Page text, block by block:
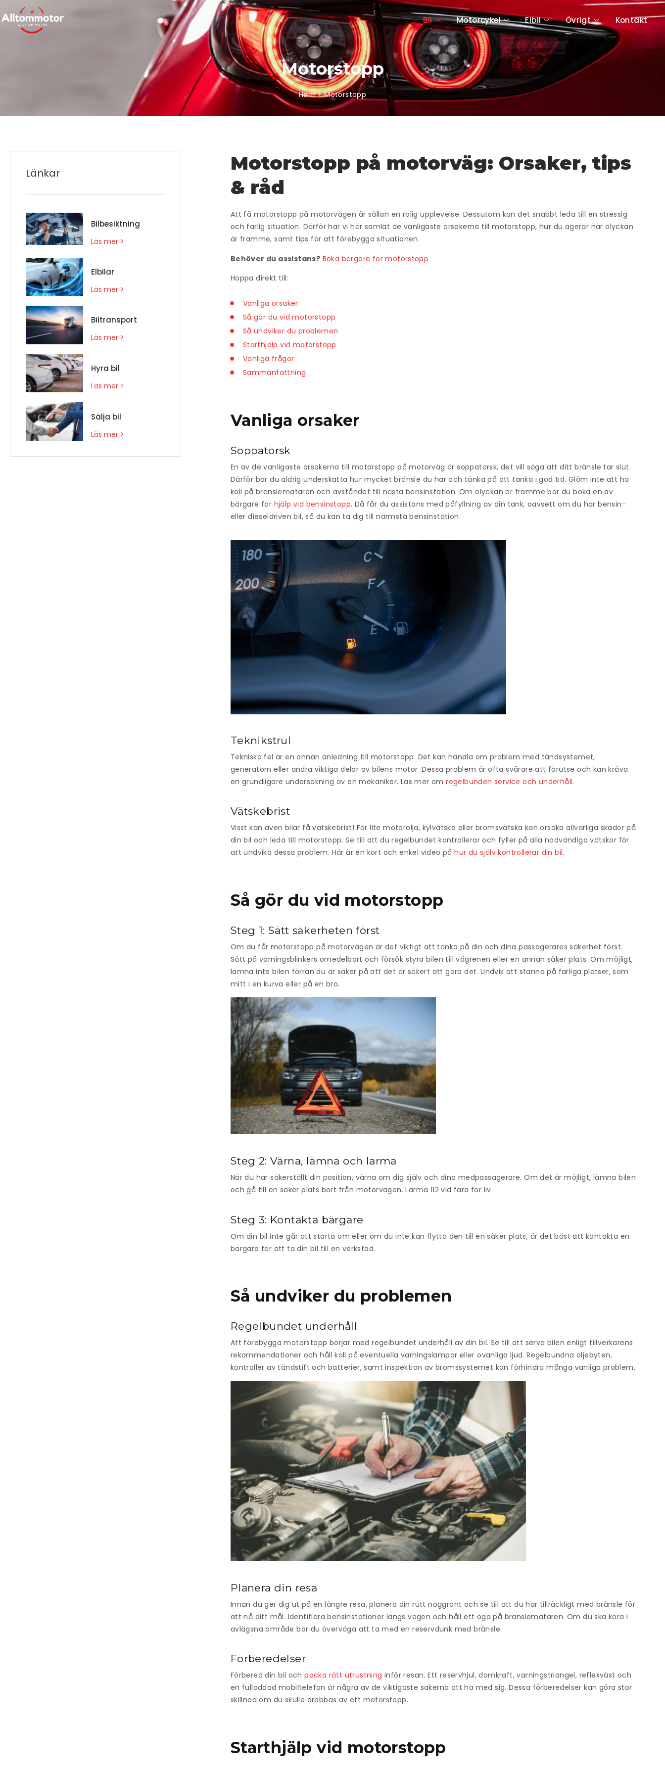
Bil Motorcykel Elbil Övrigt Kontakt
Motorstopp
Hem > Motorstopp
Länkar
Bilbesiktning
Läs mer >
Elbilar
Läs mer >
Biltransport
Läs mer >
Hyra bil
Läs mer >
Sälja bil
Läs mer >
Motorstopp på motorväg: Orsaker, tips
& råd
Att få motorstopp på motorvägen är sällan en rolig upplevelse. Dessutom kan det snabbt leda till en stressig
och farlig situation. Därför har vi här samlat de vanligaste orsakerna till motorstopp, hur du agerar när olyckan
är framme, samt tips för att förebygga situationen.
Behöver du assistans? Boka bärgare för motorstopp
Hoppa direkt till:
Vanliga orsaker
Så gör du vid motorstopp
Så undviker du problemen
Starthjälp vid motorstopp
Vanliga frågor
Sammanfattning
Vanliga orsaker
Soppatorsk
En av de vanligaste orsakerna till motorstopp på motorväg är soppatorsk, det vill säga att ditt bränsle tar slut.
Därför bör du aldrig underskatta hur mycket bränsle du har och tänka på att tanka i god tid. Glöm inte att ha
koll på bränslemätaren och avståndet till nästa bensinstation. Om olyckan är framme bör du boka en av
bärgare för hjälp vid bensinstopp. Då får du assistans med påfyllning av din tank, oavsett om du har bensin-
eller dieseldriven bil, så du kan ta dig till närmsta bensinstation.
Teknikstrul
Tekniska fel är en annan anledning till motorstopp. Det kan handla om problem med tändsystemet,
generatorn eller andra viktiga delar av bilens motor. Dessa problem är ofta svårare att förutse och kan kräva
en grundligare undersökning av en mekaniker. Läs mer omregelbunden service och underhåll.
Vätskebrist
Visst kan även bilar få vätskebrist! För lite motorolja, kylvätska eller bromsvätska kan orsaka allvarliga skador på
din bil och leda till motorstopp. Se till att du regelbundet kontrollerar och fyller på alla nödvändiga vätskor för
att undvika dessa problem. Här är en kort och enkel video påhur du själv kontrollerar din bil.
Så gör du vid motorstopp
Steg 1: Sätt säkerheten först
Om du får motorstopp på motorvägen är det viktigt att tänka på din och dina passagerares säkerhet först.
Sätt på varningsblinkers omedelbart och försök styra bilen till vägrenen eller en annan säker plats. Om möjligt,
lämna inte bilen förrän du är säker på att det är säkert att göra det. Undvik att stanna på farliga platser, som
mitt i en kurva eller på en bro.
Steg 2: Värna, lämna och larma
När du har säkerställt din position, värna om dig själv och dina medpassagerare. Om det är möjligt, lämna bilen
och gå till en säker plats bort från motorvägen. Larma 112 vid fara för liv.
Steg 3: Kontakta bärgare
Om din bil inte går att starta om eller om du inte kan flytta den till en säker plats, är det bäst att kontakta en
bärgare för att ta din bil till en verkstad.
Så undviker du problemen
Regelbundet underhåll
Att förebygga motorstopp börjar med regelbundet underhåll av din bil. Se till att serva bilen enligt tillverkarens
rekommendationer och håll koll på eventuella varningslampor eller ovanliga ljud. Regelbundna oljebyten,
kontroller av tändstift och batterier, samt inspektion av bromssystemet kan förhindra många vanliga problem.
Planera din resa
Innan du ger dig ut på en längre resa, planera din rutt noggrant och se till att du har tillräckligt med bränsle för
att nå ditt mål. Identifiera bensinstationer längs vägen och håll ett öga på bränslemätaren. Om du ska köra i
avlägsna område bör du överväga att ta med en reservdunk med bränsle.
Förberedelser
Förbered din bil ochpacka rätt utrustning inför resan. Ett reservhjul, domkraft, varningstriangel, reflexväst och
en fulladdad mobiltelefon är några av de viktigaste sakerna att ha med sig. Dessa förberedelser kan göra stor
skillnad om du skulle drabbas av ett motorstopp.
Starthjälp vid motorstopp